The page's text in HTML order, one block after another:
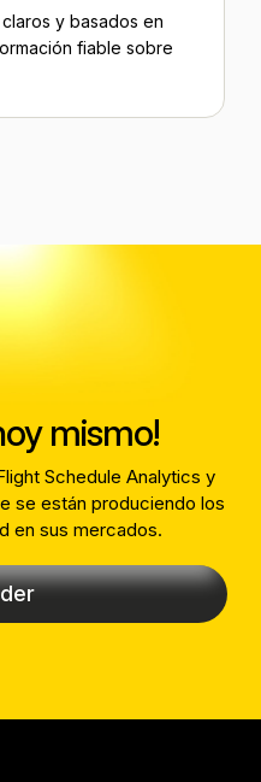
y basados en
fiable sobre
mismo!
Schedule Analytics y
se están produciendo los
en sus mercados.